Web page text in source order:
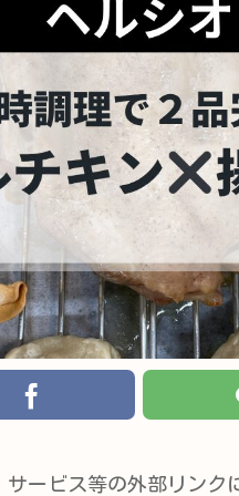
ービス等の外部リンク